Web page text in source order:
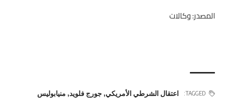
المصدر: وكالات
TAGGED: اعتقال الشرطي الأمريكي, جورج فلويد,منيابوليس